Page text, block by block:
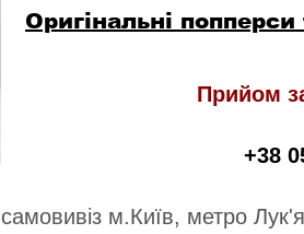
Оригінальні попперси
Прийом
+38
самовивіз м.Київ, метро